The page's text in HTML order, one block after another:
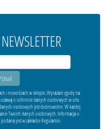
i nowościach w sklepie. Wyrażam zgodę na
o ochronie danych osobowych w celu
osobowych jest dobrowolne. W każdej
Twoich danych osobowych. Informacja o
jest w zakładce Regulamin.